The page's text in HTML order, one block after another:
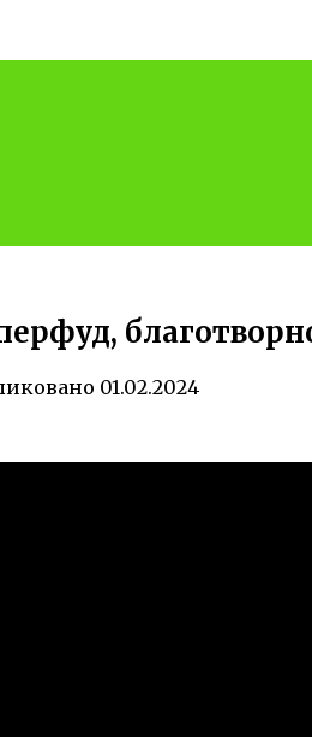
01.02.2024